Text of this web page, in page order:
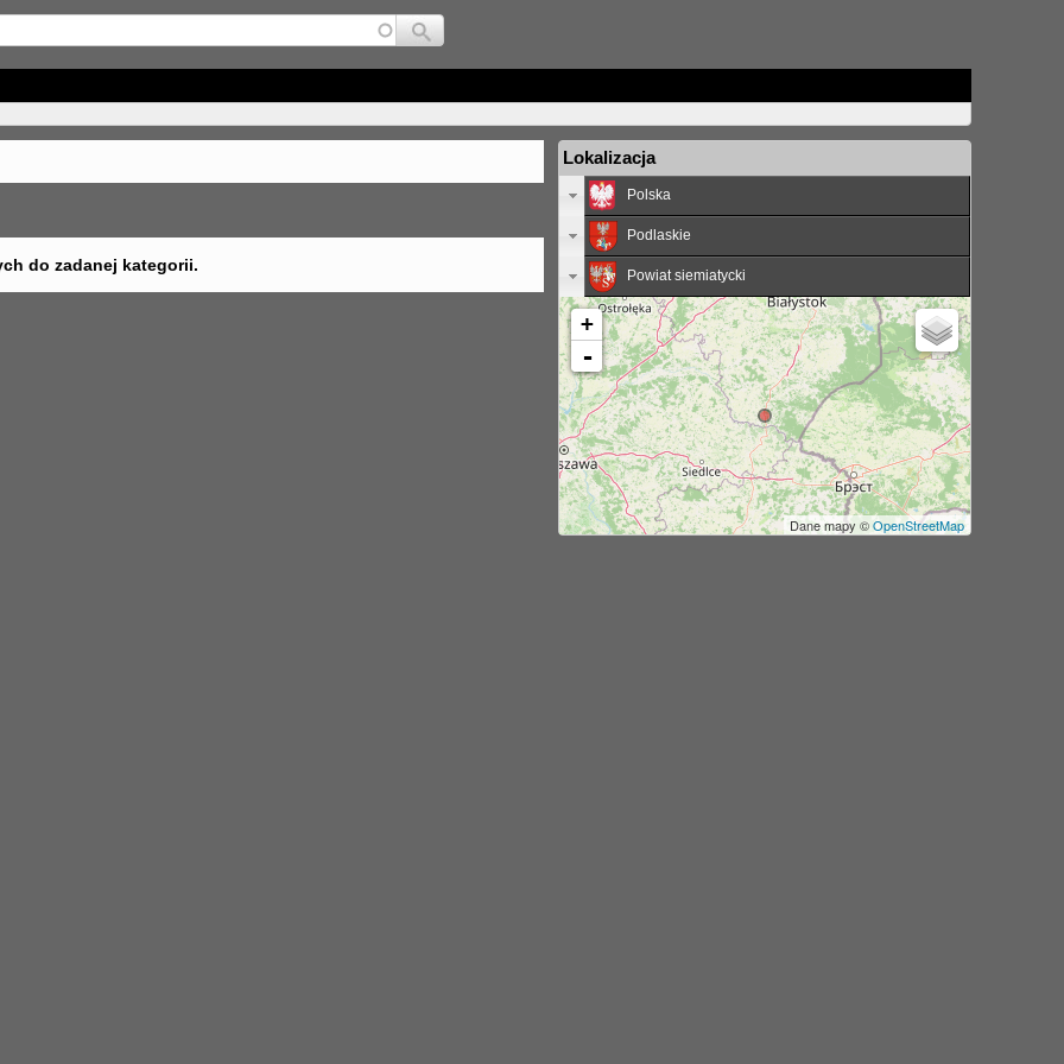
Jump to navigation
do zadanej kategorii.
Lokalizacja
Polska
Podlaskie
Powiat siemiatycki
+
-
Dane mapy ©OpenStreetMap